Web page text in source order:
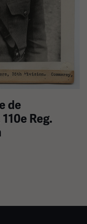
de
Reg.